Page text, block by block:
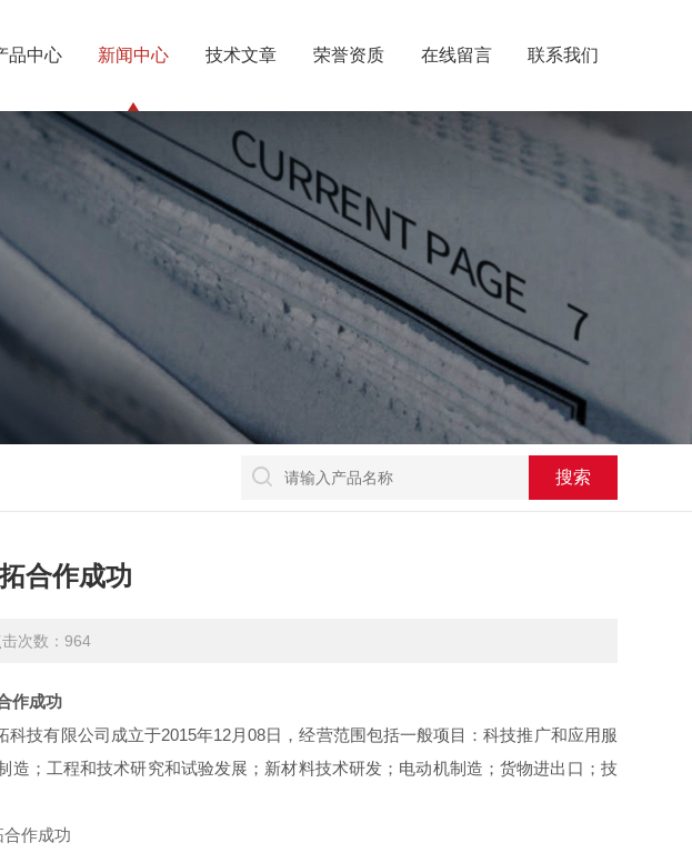
品中心 新闻中心 技术文章 荣誉资质 在线留言 联系我们
合作成功
次数：964
作成功
科技有限公司成立于2015年12月08日，经营范围包括一般项目：科技推广和应用服
；工程和技术研究和试验发展；新材料技术研发；电动机制造；货物进出口；技